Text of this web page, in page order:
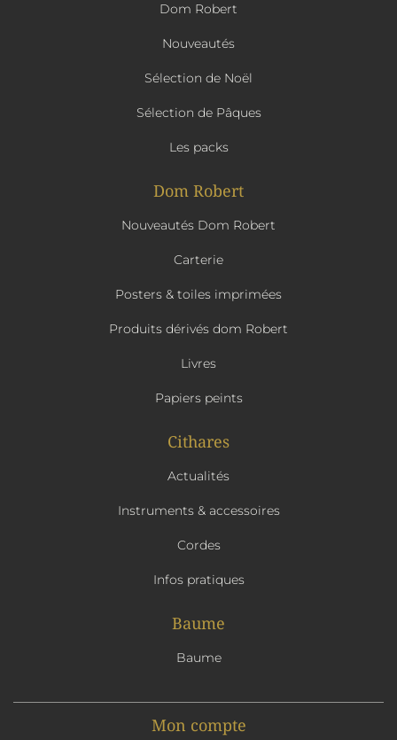
Dom Robert
Nouveautés
Sélection de Noël
Sélection de Pâques
Les packs
Dom Robert
Nouveautés Dom Robert
Carterie
Posters & toiles imprimées
Produits dérivés dom Robert
Livres
Papiers peints
Cithares
Actualités
Instruments & accessoires
Cordes
Infos pratiques
Baume
Baume
Mon compte